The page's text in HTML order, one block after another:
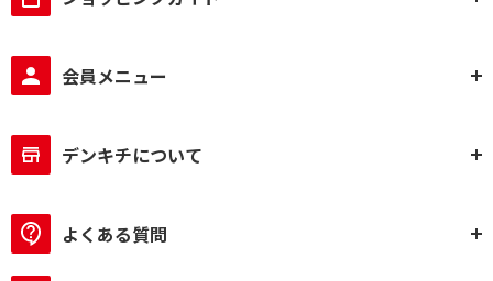
会員メニュー
デンキチについて
よくある質問